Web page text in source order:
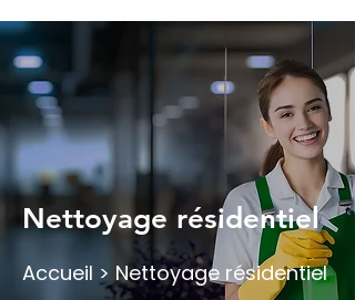
Nettoyage résidentiel
Accueil > Nettoyage résidentiel